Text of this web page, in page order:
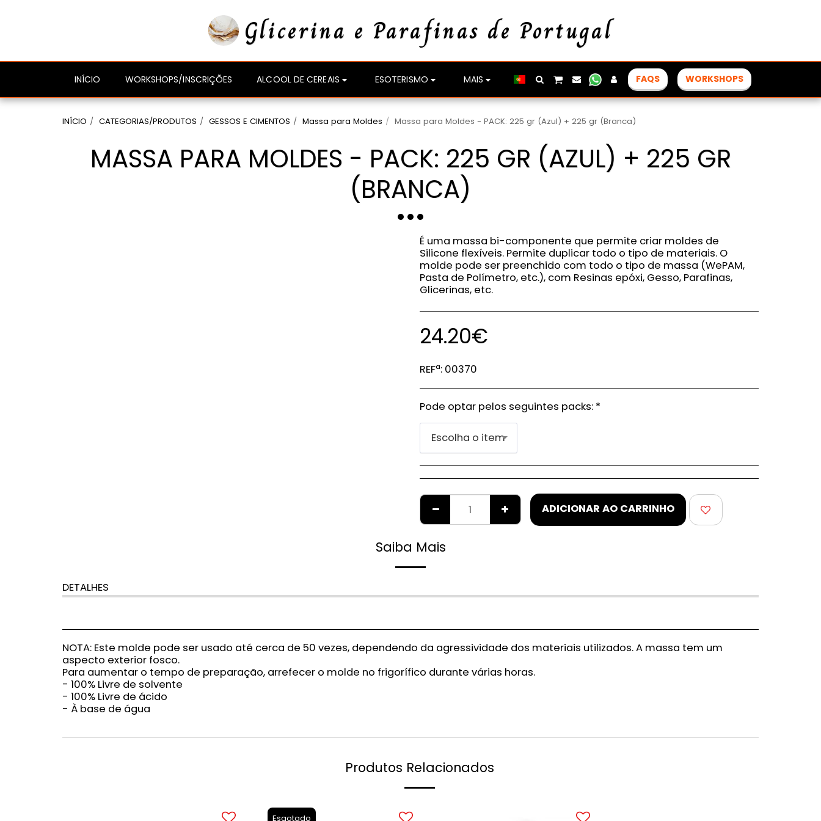
Glicerina e Parafinas de Portugal
INÍCIO WORKSHOPS/INSCRIÇÕES ALCOOL DE CEREAIS ESOTERISMO MAIS FAQS WORKSHOPS
INÍCIO CATEGORIAS/PRODUTOS GESSOS E CIMENTOS Massa para Moldes Massa para Moldes - PACK: 225 gr (Azul) + 225 gr (Branca)
MASSA PARA MOLDES - PACK: 225 GR (AZUL) + 225 GR
(BRANCA)
É uma massa bi-componente que permite criar moldes de
Silicone flexíveis. Permite duplicar todo o tipo de materiais. O
molde pode ser preenchido com todo o tipo de massa (WePAM,
Pasta de Polímetro, etc.), com Resinas epóxi, Gesso, Parafinas,
Glicerinas, etc.
24.20€
REFª: 00370
Pode optar pelos seguintes packs: *
Escolha o item
ADICIONAR AO CARRINHO
Saiba Mais
DETALHES
NOTA: Este molde pode ser usado até cerca de 50 vezes, dependendo da agressividade dos materiais utilizados. A massa tem um
aspecto exterior fosco.
Para aumentar o tempo de preparação, arrefecer o molde no frigorífico durante várias horas.
- 100% Livre de solvente
- 100% Livre de ácido
- À base de água
Produtos Relacionados
Esgotado